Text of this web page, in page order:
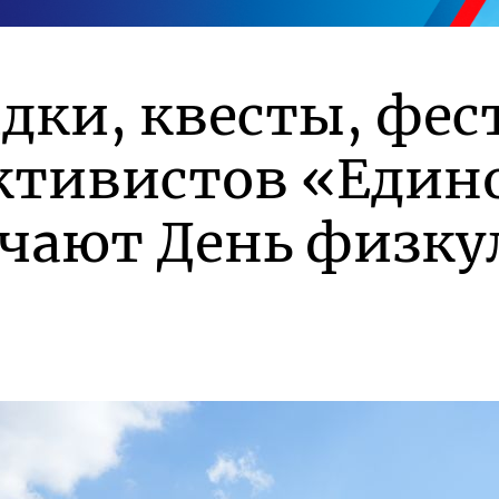
квесты,
День